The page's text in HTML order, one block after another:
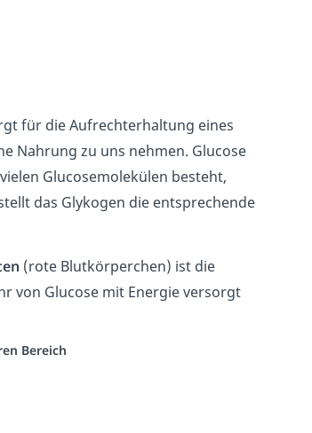
für die Aufrechterhaltung eines
Nahrung zu uns nehmen. Glucose
Glucosemolekülen besteht,
das Glykogen die entsprechende
(rote Blutkörperchen) ist die
von Glucose mit Energie versorgt
Bereich